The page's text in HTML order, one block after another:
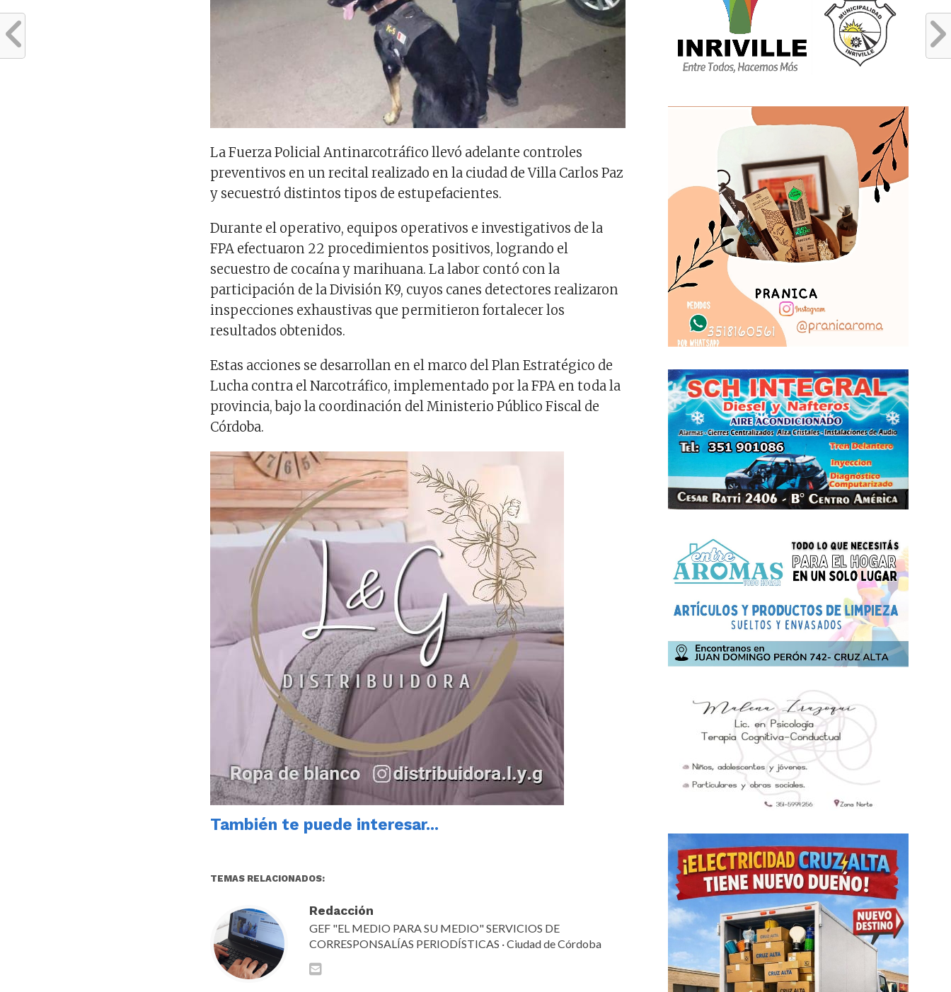
La Fuerza Policial Antinarcotráfico llevó adelante controles
preventivos en un recital realizado en la ciudad de Villa Carlos Paz
y secuestró distintos tipos de estupefacientes.
Durante el operativo, equipos operativos e investigativos de la
FPA efectuaron 22 procedimientos positivos, logrando el
secuestro de cocaína y marihuana. La labor contó con la
participación de la División K9, cuyos canes detectores realizaron
inspecciones exhaustivas que permitieron fortalecer los
resultados obtenidos.
Estas acciones se desarrollan en el marco del Plan Estratégico de
Lucha contra el Narcotráfico, implementado por la FPA en toda la
provincia, bajo la coordinación del Ministerio Público Fiscal de
Córdoba.
También te puede interesar...
TEMAS RELACIONADOS:
Redacción
GEF "EL MEDIO PARA SU MEDIO" SERVICIOS DE
CORRESPONSALÍAS PERIODÍSTICAS · Ciudad de Córdoba